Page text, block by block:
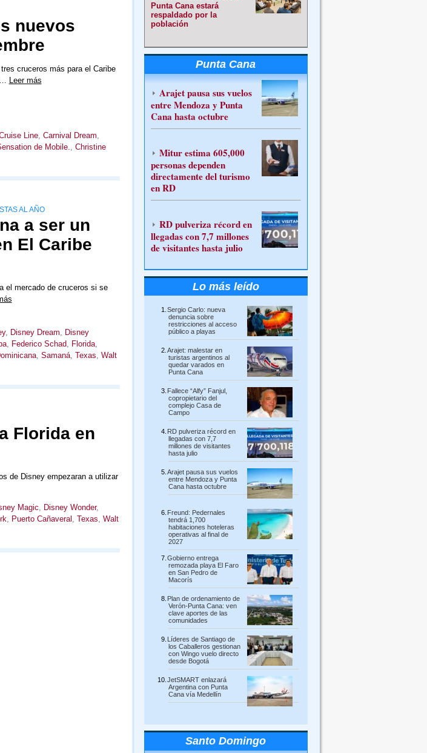
nuevos
cruceros más para el Caribe
Leer más
Line, Carnival Dream,
de Mobile., Christine
AL AÑO
a ser un
El Caribe
el mercado de cruceros si se
, Disney Dream, Disney
, Federico Schad, Florida,
, Samaná, Texas, Walt
Florida en
de Disney empezaran a utilizar
Magic, Disney Wonder,
, Puerto Cañaveral , Texas, Walt
Punta Cana estará
respaldado por la
población
Punta Cana
Arajet pausa sus vuelos
entre Mendoza y Punta
Cana hasta octubre
Mitur estima 605,000
personas dependen
directamente del turismo
en RD
RD pulveriza récord en
llegadas con 7,7 millones
de visitantes hasta julio
Lo más leído
Sergio Carlo: nueva
denuncia sobre
restricciones al acceso
público a playas
Arajet: malestar en
turistas argentinos al
quedar varados en
Punta Cana
Fallece “Alfy” Fanjul,
copropietario del
complejo Casa de
Campo
RD pulveriza récord en
llegadas con 7,7
millones de visitantes
hasta julio
Arajet pausa sus vuelos
entre Mendoza y Punta
Cana hasta octubre
Freund: Pedernales
tendrá 1,700
habitaciones hoteleras
operativas al final de
2027
Gobierno entrega
remozada playa El Faro
en San Pedro de
Macorís
Plan de ordenamiento de
Verón-Punta Cana: ven
clave aportes de las
comunidades
Líderes de Santiago de
los Caballeros gestionan
con Wingo vuelo directo
desde Bogotá
JetSMART enlazará
Argentina con Punta
Cana vía Medellín
Santo Domingo